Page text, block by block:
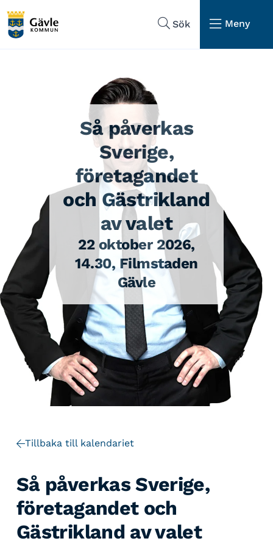
Sök
Meny
Så påverkas
Sverige,
företagandet
och Gästrikland
av valet
22 oktober 2026,
14.30, Filmstaden
Gävle
Tillbaka till kalendariet
Så påverkas Sverige,
företagandet och
Gästrikland av valet